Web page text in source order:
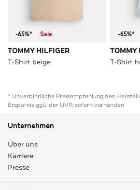
-65%* Sale
TOMMY HILFIGER
T-Shirt beige
-65%*
TOMMY
T-Shirt
* Unverbindliche Preisempfehlung des
Ersparnis ggü. der UVP, sofern vorhanden
Unternehmen
Über uns
Karriere
Presse